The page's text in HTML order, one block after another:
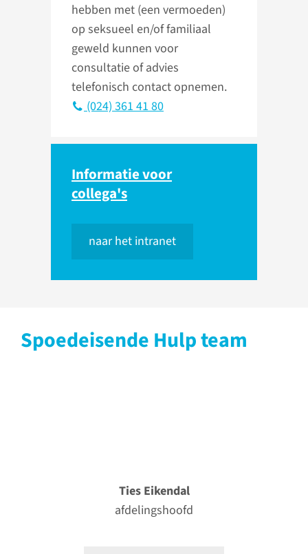
hebben met (een vermoeden)
op seksueel en/of familiaal
geweld kunnen voor
consultatie of advies
telefonisch contact opnemen.
(024) 361 41 80
Informatie voor
collega's
naar het intranet
Spoedeisende Hulp team
Ties Eikendal
afdelingshoofd